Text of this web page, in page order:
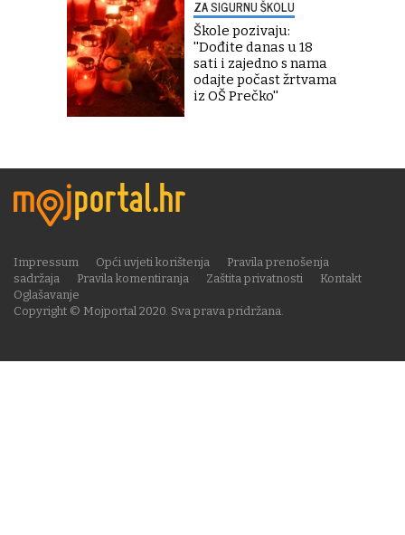
ZA SIGURNU ŠKOLU
Škole pozivaju:
''Dođite danas u 18
sati i zajedno s nama
odajte počast žrtvama
iz OŠ Prečko''
Copyright © Mojportal 2020. Sva prava pridržana.
Impressum Opći uvjeti korištenja
Pravila prenošenja
sadržaja
Pravila komentiranja Zaštita privatnosti
Kontakt
Oglašavanje